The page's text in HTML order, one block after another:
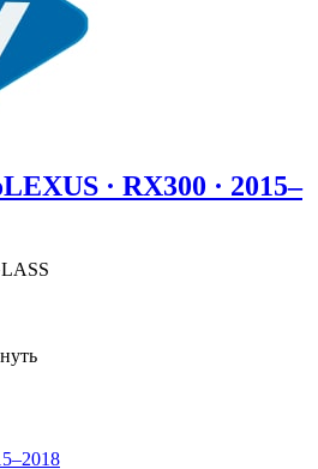
LEXUS · RX300 · 2015–